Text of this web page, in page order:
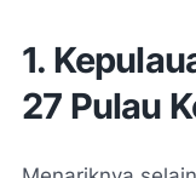
1.
27 Pulau